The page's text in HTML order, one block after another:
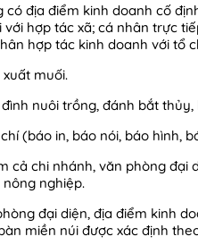
có địa điểm kinh doanh cố
hợp tác xã; cá nhân trực
hợp tác kinh doanh với
muối.
nuôi trồng, đánh bắt
(báo in, báo nói, báo hình,
cả chi nhánh, văn phòng
nghiệp.
đại diện, địa điểm kinh
miền núi được xác định